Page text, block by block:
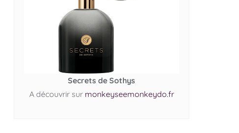
Secrets de Sothys
A découvrir sur monkeyseemonkeydo.fr